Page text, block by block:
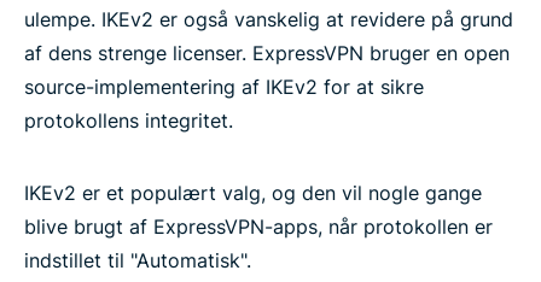
ulempe. IKEv2 er også vanskelig at revidere på grund
af dens strenge licenser. ExpressVPN bruger en open
source-implementering af IKEv2 for at sikre
protokollens integritet.
IKEv2 er et populært valg, og den vil nogle gange
blive brugt af ExpressVPN-apps, når protokollen er
indstillet til "Automatisk".